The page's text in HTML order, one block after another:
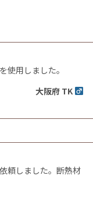
を使用しました。
大阪府 TK
依頼しました。断熱材